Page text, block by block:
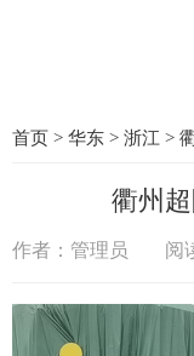
首页 > 华东 > 浙江 >
衢州
作者：管理员 阅